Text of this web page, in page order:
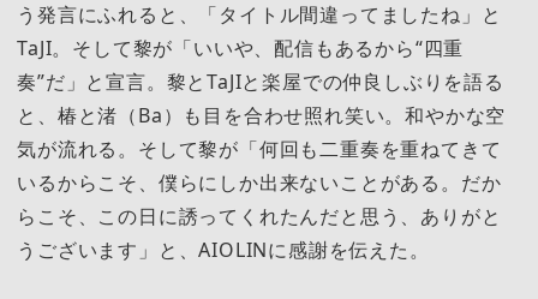
う発言にふれると、「タイトル間違ってましたね」と
TaJI。そして黎が「いいや、配信もあるから“四重
奏”だ」と宣言。黎とTaJIと楽屋での仲良しぶりを語る
と、椿と渚（Ba）も目を合わせ照れ笑い。和やかな空
気が流れる。そして黎が「何回も二重奏を重ねてきて
いるからこそ、僕らにしか出来ないことがある。だか
らこそ、この日に誘ってくれたんだと思う、ありがと
うございます」と、AIOLINに感謝を伝えた。